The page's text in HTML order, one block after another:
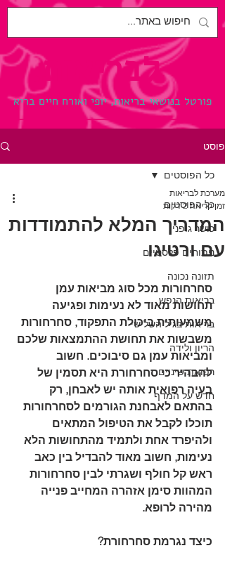
לבריאות.
פורטל בנושאי בריאות, יופי ואורח חיים בריא
פוסט
כל הפוסטים
כושר גופני
ניתוחים פלסטיים
תזונה נכונה
בריאות הנפש
בריאות בגיל השלישי
הריון ולידה
רפואת שיניים
חדש על המדף
כל הפוסטים
המדריך המלא להתמודדות
עם ורטיגו
מערכת לבריאות
זמן קריאה 2 דקות
סחרחורות מכל סוג מביאות עמן
תחושות מאוד לא נעימות ופגיעה
משמעותית ביכולת התפקוד, סחרחורות
משבשות את תחושת ההתמצאות שלכם
ומביאות עמן גם סיבוכים. חשוב
להבהיר כי סחרחורת היא תסמין של
בעיה רפואית אותה יש לאבחן, רק
בהתאם לאבחנת הגורמים לסחרחורות
תוכלו לקבל את הטיפול המתאים
ולהיפרד אחת ולתמיד מהתחושות הלא
נעימות, חשוב מאוד להבדיל בין כאב
ראש קל חולף ושגרתי לבין סחרחורות
המהוות סימן אזהרה המחייב פנייה
מהירה לרופא.
כיצד נגרמת סחרחורת?